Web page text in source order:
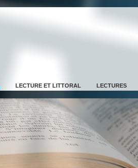
LECTURE ET LITTORAL LECTURES